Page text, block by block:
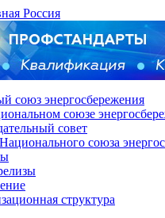
союз энергосбережения
союзе
совет
союза
структура